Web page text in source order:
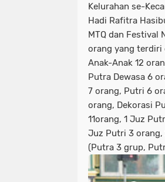
Kelurahan se-
Hadi Rafitra
MTQ dan Festival
orang yang terdiri
Anak-Anak 12
Putra Dewasa 6
7 orang, Putri 6
orang, Dekorasi
11orang, 1 Juz
Juz Putri 3 orang,
(Putra 3 grup,